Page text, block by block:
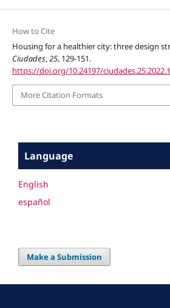
How to Cite
Housing for a healthier city: three design
Ciudades,25, 129-151.
https://doi.org/10.24197/
More Citation Formats
Language
English
español
Make a Submission